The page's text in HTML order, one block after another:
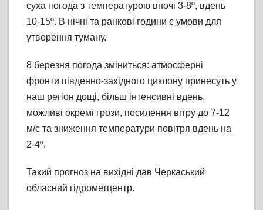
суха погода з температурою вночі 3-8º, вдень
10-15º. В нічні та ранкові години є умови для
утворення туману.
8 березня погода зміниться: атмосферні
фронти південно-західного циклону принесуть у
наш регіон дощі, більш інтенсивні вдень,
можливі окремі грози, посилення вітру до 7-12
м/с та зниження температури повітря вдень на
2-4º.
Такий прогноз на вихідні дав Черкаський
обласний гідрометцентр.